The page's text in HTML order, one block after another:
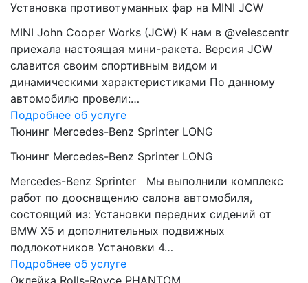
Установка противотуманных фар на MINI JCW
MINI John Cooper Works (JCW) К нам в @velescentr
приехала настоящая мини-ракета. Версия JCW
славится своим спортивным видом и
динамическими характеристиками По данному
автомобилю провели:…
Подробнее об услуге
Тюнинг Mercedes-Benz Sprinter LONG
Тюнинг Mercedes-Benz Sprinter LONG
Mercedes-Benz Sprinter Мы выполнили комплекс
работ по дооснащению салона автомобиля,
состоящий из: Установки передних сидений от
BMW Х5 и дополнительных подвижных
подлокотников Установки 4…
Подробнее об услуге
Оклейка Rolls-Royce PHANTOM